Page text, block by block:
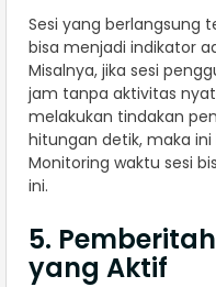
Sesi yang berlangsung
bisa menjadi indikator
Misalnya, jika sesi
jam tanpa aktivitas
melakukan tindakan
hitungan detik, maka
Monitoring waktu sesi
ini.
5.
yang Aktif